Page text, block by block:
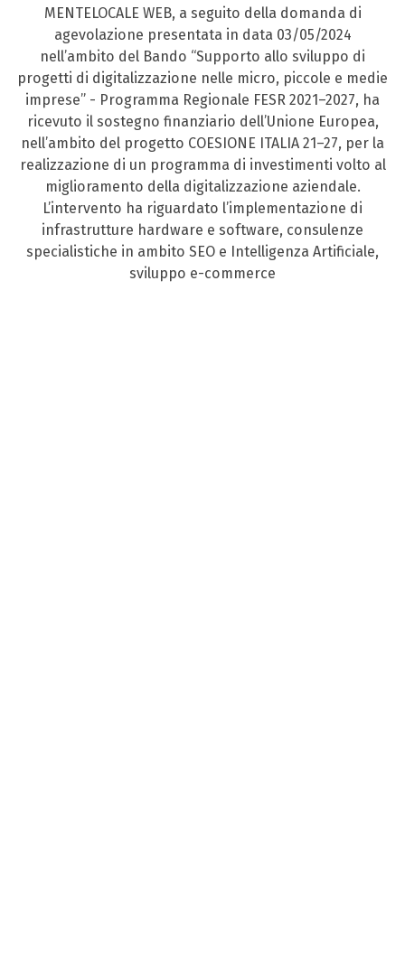
MENTELOCALE WEB, a seguito della domanda di
agevolazione presentata in data 03/05/2024
nell’ambito del Bando “Supporto allo sviluppo di
progetti di digitalizzazione nelle micro, piccole e medie
imprese” - Programma Regionale FESR 2021–2027, ha
ricevuto il sostegno finanziario dell’Unione Europea,
nell’ambito del progetto COESIONE ITALIA 21–27, per la
realizzazione di un programma di investimenti volto al
miglioramento della digitalizzazione aziendale.
L’intervento ha riguardato l’implementazione di
infrastrutture hardware e software, consulenze
specialistiche in ambito SEO e Intelligenza Artificiale,
sviluppo e-commerce